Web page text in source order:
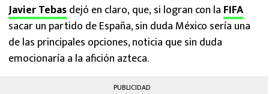
Javier Tebasdejó en claro, que, si logran con la FIFA
sacar un partido de España, sin duda México sería una
de las principales opciones, noticia que sin duda
emocionaría a la afición azteca.
PUBLICIDAD